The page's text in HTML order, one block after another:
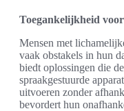
Toegankelijkheid
Mensen met
vaak obstakels in hun
biedt oplossingen die
spraakgestuurde
uitvoeren zonder
bevordert hun